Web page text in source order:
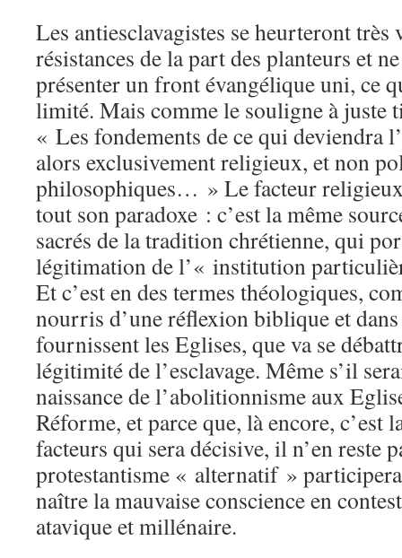
Les antiesclavagistes se heurteront très
résistances de la part des planteurs et
présenter un front évangélique uni, ce
limité. Mais comme le souligne à juste
« Les fondements de ce qui deviendra
alors exclusivement religieux, et non
philosophiques… » Le facteur religieux
tout son paradoxe : c’est la même
sacrés de la tradition chrétienne, qui
légitimation de l’« institution
Et c’est en des termes théologiques,
nourris d’une réflexion biblique et
fournissent les Eglises, que va se
légitimité de l’esclavage. Même s’il
naissance de l’abolitionnisme aux
Réforme, et parce que, là encore, c’est
facteurs qui sera décisive, il n’en reste
protestantisme « alternatif »
naître la mauvaise conscience en
atavique et millénaire.